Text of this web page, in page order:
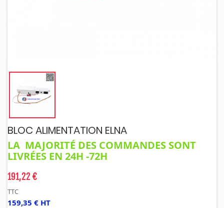
BLOC ALIMENTATION ELNA
LA MAJORITÉ DES COMMANDES SONT
LIVRÉES EN 24H -72H
191,22 €
TTC
159,35 € HT